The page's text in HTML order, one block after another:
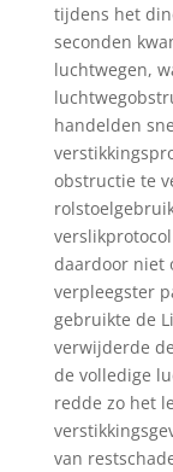
tijdens het
seconden
luchtwegen,
handelden
obstructie te
daardoor niet
verpleegster
gebruikte de
verwijderde
de volledige
redde zo het
van